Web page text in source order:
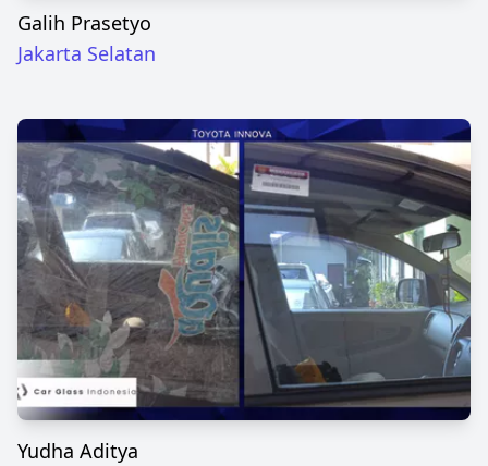
Galih Prasetyo
Jakarta Selatan
Yudha Aditya